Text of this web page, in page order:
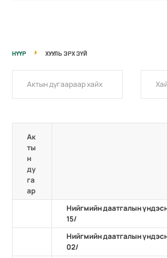
НҮҮР ХУУЛЬ ЭРХ ЗҮЙ
Ак
ты
н
ду
га
ар
Нийгмийн даатгалын
15/
Нийгмийн даатгалын
02/